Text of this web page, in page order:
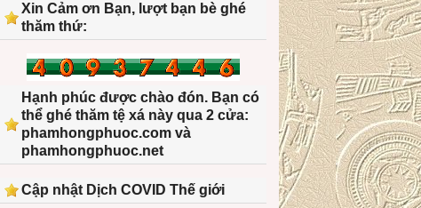
Xin Cảm ơn Bạn, lượt bạn bè ghé
thăm thứ:
Hạnh phúc được chào đón. Bạn có
thể ghé thăm tệ xá này qua 2 cửa:
phamhongphuoc.com và
phamhongphuoc.net
Cập nhật Dịch COVID Thế giới